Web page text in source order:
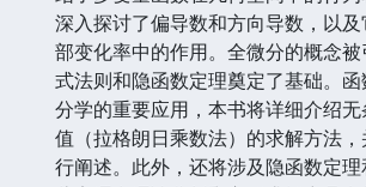
深入探讨了偏导数和方向导数，以
部变化率中的作用。全微分的概念
式法则和隐函数定理奠定了基础。
分学的重要应用，本书将详细介绍
值（拉格朗日乘数法）的求解方法
行阐述。此外，还将涉及隐函数定